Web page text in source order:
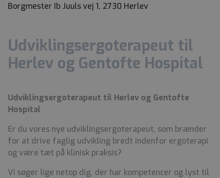
Borgmester Ib Juuls vej 1, 2730 Herlev
Udviklingsergoterapeut til
Herlev og Gentofte Hospital
Udviklingsergoterapeut til Herlev og Gentofte
Hospital
Er du vores nye udviklingsergoterapeut, som brænder
for at drive faglig udvikling bredt indenfor ergoterapi
og være tæt på klinisk praksis?
Vi søger lige netop dig, der har kompetencer og lyst til